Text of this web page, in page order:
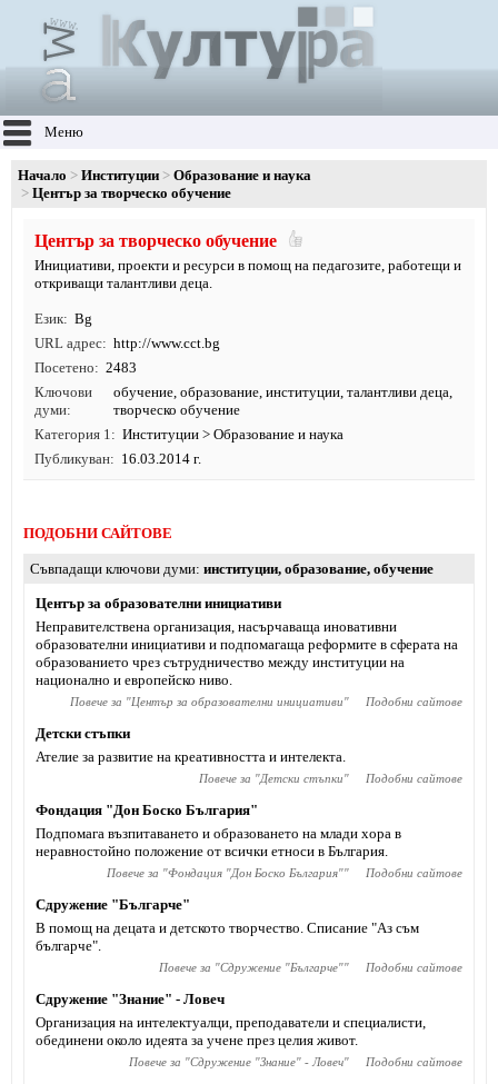
Меню
Начало Институции
Образование и наука
Център за творческо обучение
Център за творческо обучение
Инициативи, проекти и ресурси в помощ на педагозите, работещи и
откриващи талантливи деца.
Език
Bg
URL адрес
http://www.cct.bg
Посетено
2483
Ключови
думи
обучение, образование, институции, талантливи деца,
творческо обучение
Категория 1
Институции > Образование и наука
Публикуван
16.03.2014 г.
ПОДОБНИ САЙТОВЕ
Съвпадащи ключови думи институции, образование, обучение
Център за образователни инициативи
Неправителствена организация, насърчаваща иновативни
образователни инициативи и подпомагаща реформите в сферата на
образованието чрез сътрудничество между институции на
национално и европейско ниво.
Повече за "Център за образователни инициативи" Подобни сайтове
Детски стъпки
Ателие за развитие на креативността и интелекта.
Повече за "Детски стъпки" Подобни сайтове
Фондация "Дон Боско България"
Подпомага възпитаването и образоването на млади хора в
неравностойно положение от всички етноси в България.
Повече за "Фондация "Дон Боско България"" Подобни сайтове
Сдружение "Българче"
В помощ на децата и детското творчество. Списание "Аз съм
българче".
Повече за "Сдружение "Българче"" Подобни сайтове
Сдружение "Знание" - Ловеч
Организация на интелектуалци, преподаватели и специалисти,
обединени около идеята за учене през целия живот.
Повече за "Сдружение "Знание" - Ловеч" Подобни сайтове